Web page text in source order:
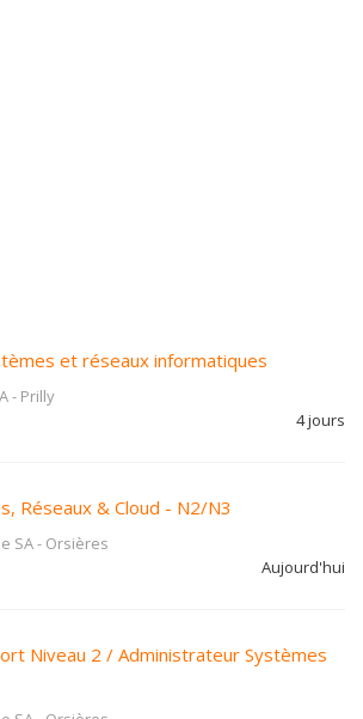
et réseaux informatiques
- Prilly
4 jours
Réseaux & Cloud - N2/N3
SA- Orsières
Aujourd'hui
Niveau 2 / Administrateur Systèmes